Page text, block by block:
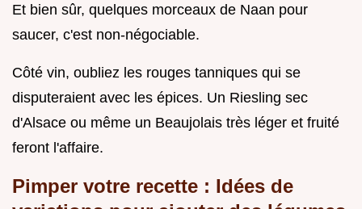
Et bien sûr, quelques morceaux de Naan pour
saucer, c'est non-négociable.
Côté vin, oubliez les rouges tanniques qui se
disputeraient avec les épices. Un Riesling sec
d'Alsace ou même un Beaujolais très léger et fruité
feront l'affaire.
Pimper votre recette : Idées de